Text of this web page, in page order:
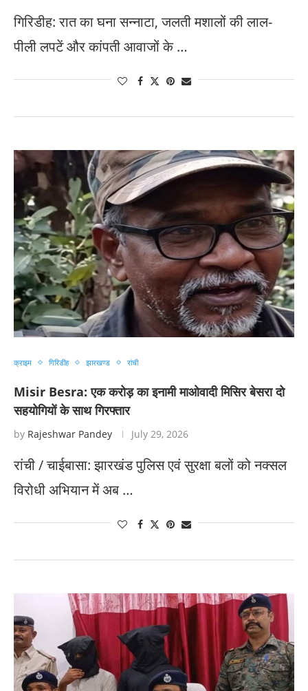
गिरिडीह: रात का घना सन्नाटा, जलती मशालों की लाल-
पीली लपटें और कांपती आवाजों के …
क्राइम गिरिडीह झारखण्ड रांची
Misir Besra: एक करोड़ का इनामी माओवादी मिसिर बेसरा दो
सहयोगियों के साथ गिरफ्तार
by Rajeshwar Pandey July 29, 2026
​रांची / चाईबासा: झारखंड पुलिस एवं सुरक्षा बलों को नक्सल
विरोधी अभियान में अब …